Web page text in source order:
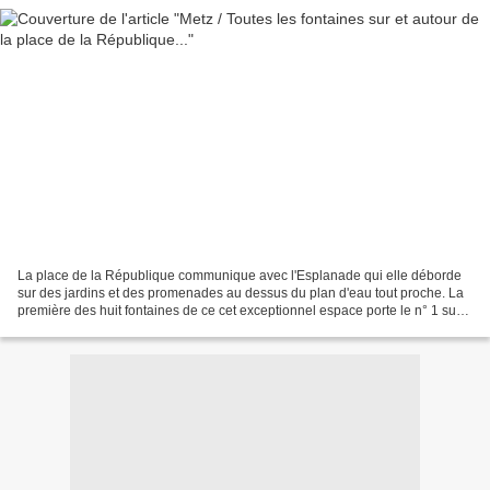
La place de la République communique avec l'Esplanade qui elle déborde
sur des jardins et des promenades au dessus du plan d'eau tout proche. La
première des huit fontaines de ce cet exceptionnel espace porte le n° 1 sur